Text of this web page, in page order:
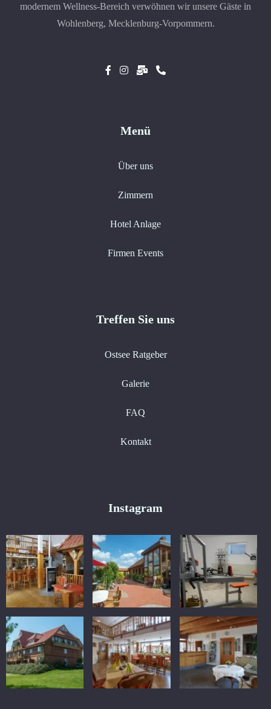
modernem Wellness-Bereich verwöhnen wir unsere Gäste in
Wohlenberg, Mecklenburg-Vorpommern.
Menü
Über uns
Zimmern
Hotel Anlage
Firmen Events
Treffen Sie uns
Ostsee Ratgeber
Galerie
FAQ
Kontakt
Instagram